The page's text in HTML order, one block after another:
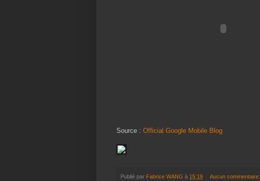
Source : Official Google Mobile Blog
Publié par Fabrice WANG à 15:19 Aucun commentaire: